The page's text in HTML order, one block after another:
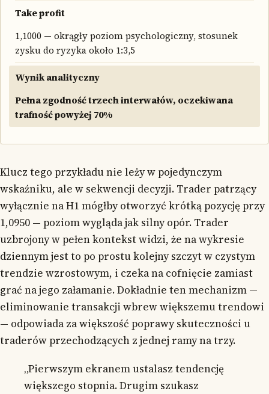
Take profit
1,1000 — okrągły poziom psychologiczny, stosunek
zysku do ryzyka około 1:3,5
Wynik analityczny
Pełna zgodność trzech interwałów, oczekiwana
trafność powyżej 70%
Klucz tego przykładu nie leży w pojedynczym
wskaźniku, ale w sekwencji decyzji. Trader patrzący
wyłącznie na H1 mógłby otworzyć krótką pozycję przy
1,0950 — poziom wygląda jak silny opór. Trader
uzbrojony w pełen kontekst widzi, że na wykresie
dziennym jest to po prostu kolejny szczyt w czystym
trendzie wzrostowym, i czeka na cofnięcie zamiast
grać na jego załamanie. Dokładnie ten mechanizm —
eliminowanie transakcji wbrew większemu trendowi
— odpowiada za większość poprawy skuteczności u
traderów przechodzących z jednej ramy na trzy.
„Pierwszym ekranem ustalasz tendencję
większego stopnia. Drugim szukasz